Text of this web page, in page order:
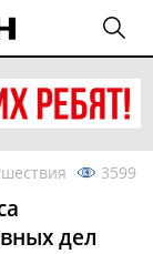
3599
дел